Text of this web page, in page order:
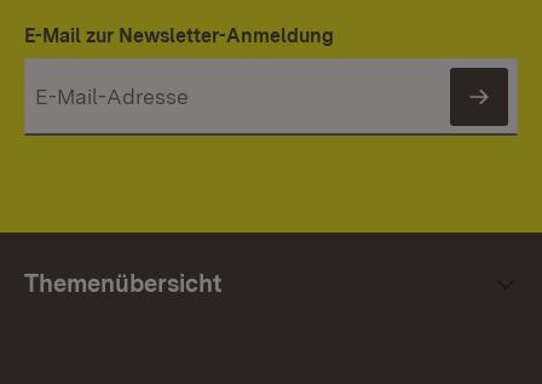
E-Mail zur Newsletter-Anmeldung
Themenübersicht